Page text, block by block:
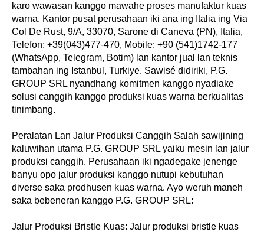
karo wawasan kanggo mawahe proses manufaktur kuas
warna. Kantor pusat perusahaan iki ana ing Italia ing Via
Col De Rust, 9/A, 33070, Sarone di Caneva (PN), Italia,
Telefon: +39(043)477-470, Mobile: +90 (541)1742-177
(WhatsApp, Telegram, Botim) lan kantor jual lan teknis
tambahan ing Istanbul, Turkiye. Sawisé didiriki, P.G.
GROUP SRL nyandhang komitmen kanggo nyadiake
solusi canggih kanggo produksi kuas warna berkualitas
tinimbang.
Peralatan Lan Jalur Produksi Canggih Salah sawijining
kaluwihan utama P.G. GROUP SRL yaiku mesin lan jalur
produksi canggih. Perusahaan iki ngadegake jenenge
banyu opo jalur produksi kanggo nutupi kebutuhan
diverse saka prodhusen kuas warna. Ayo weruh maneh
saka bebeneran kanggo P.G. GROUP SRL:
Jalur Produksi Bristle Kuas: Jalur produksi bristle kuas